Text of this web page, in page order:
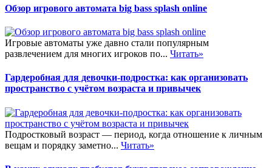
Обзор игрового автомата big bass splash online
Игровые автоматы уже давно стали популярным
развлечением для многих игроков по... Читать»
Гардеробная для девочки-подростка: как организовать
пространство с учётом возраста и привычек
Подростковый возраст — период, когда отношение к личным
вещам и порядку заметно... Читать»